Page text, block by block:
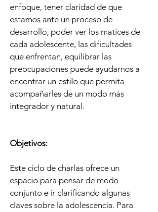
enfoque, tener claridad de que
estamos ante un proceso de
desarrollo, poder ver los matices de
cada adolescente, las dificultades
que enfrentan, equilibrar las
preocupaciones puede ayudarnos a
encontrar un estilo que permita
acompañarles de un modo más
integrador y natural.
Objetivos:
Este ciclo de charlas ofrece un
espacio para pensar de modo
conjunto e ir clarificando algunas
claves sobre la adolescencia. Para